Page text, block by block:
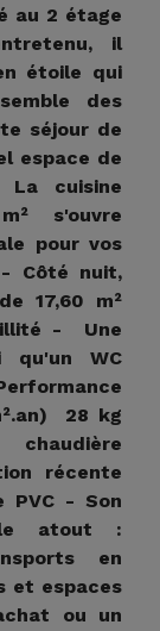
au 2 étage
il
étoile qui
des
séjour de
espace de
cuisine
s'ouvre
pour vos
Côté nuit,
17,60 m²
- Une
WC
28 kg
récente
PVC - Son
atout :
en
et espaces
ou un